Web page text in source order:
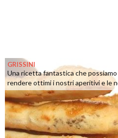
GRISSINI
Una ricetta fantastica che
rendere ottimi i nostri aperitivi e le